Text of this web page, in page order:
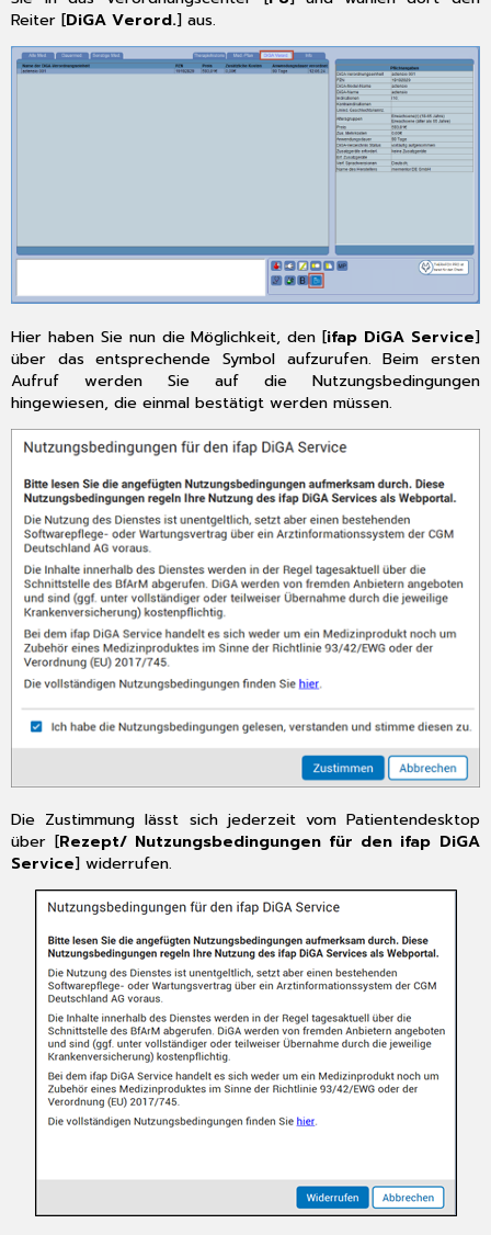
Informationen
4.2.1
im
Bundeseinheitlichen
(BMP)
4.2.3
Sprungfunktion
vom
Medikationseintrag
in
die
4.3
CLICKDOC
(Highlights
des
CLICKDOC
Updates
Version
24.5)
5
Anhang
5.1
Hilfreiche
Informationen
6
CGM TURBOMED
Punkt
Punkt
Checkliste
6.1
Update-
Checkliste
6.2
Update-
Installation
6.2.2
Nur
Reiter [DiGA Verord.] aus.
Hier haben Sie nun die Möglichkeit, den [ifap DiGA Service]
über das entsprechende Symbol aufzurufen. Beim ersten
Aufruf werden Sie auf die Nutzungsbedingungen
hingewiesen, die einmal bestätigt werden müssen.
Die Zustimmung lässt sich jederzeit vom Patientendesktop
über [Rezept/ Nutzungsbedingungen für den ifap DiGA
Service] widerrufen.